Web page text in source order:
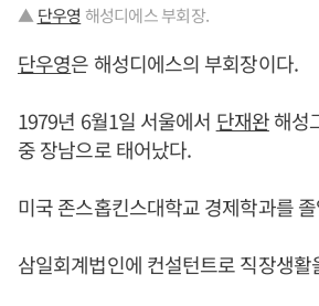
▲ 단우영 해성디에스 부회장.
단우영은 해성디에스의 부회장이다.
1979년 6월1일 서울에서 단재완해성
중 장남으로 태어났다.
미국 존스홉킨스대학교 경제학과를
삼일회계법인에 컨설턴트로 직장생활